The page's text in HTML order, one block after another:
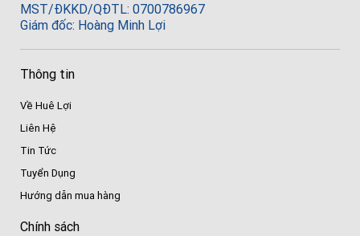
MST/ĐKKD/QĐTL: 0700786967
Giám đốc: Hoàng Minh Lợi
Thông tin
Về Huê Lợi
Liên Hệ
Tin Tức
Tuyển Dụng
Hướng dẫn mua hàng
Chính sách